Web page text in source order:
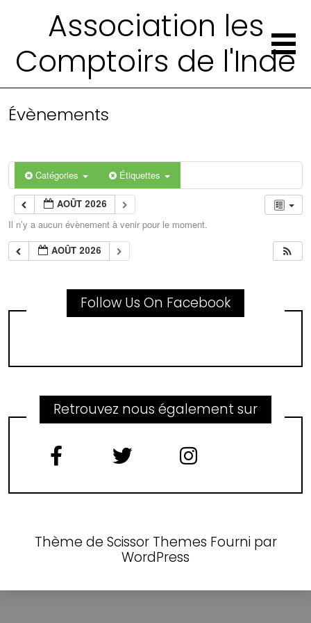
Association les
Comptoirs de l'Inde
Évènements
Catégories Étiquettes
AOÛT 2026
Il n’y a aucun évènement à venir pour le moment.
AOÛT 2026
Follow Us On Facebook
Retrouvez nous également sur
Thème de Scissor Themes Fourni par
WordPress